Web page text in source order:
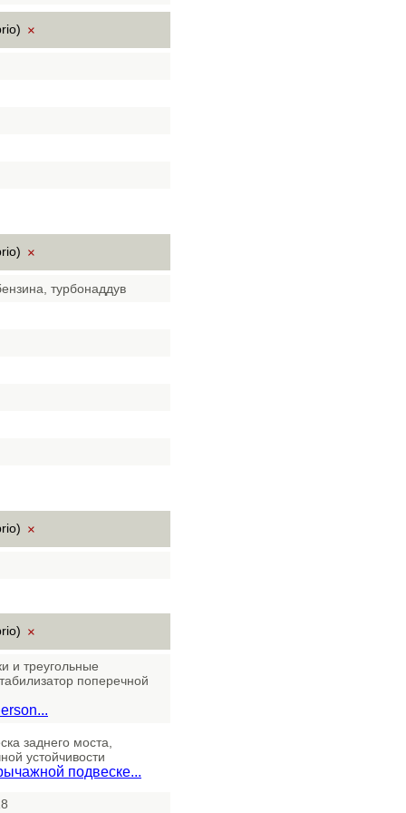
×
×
турбонаддув
×
×
и треугольные
поперечной
заднего моста,
устойчивости
подвеске...